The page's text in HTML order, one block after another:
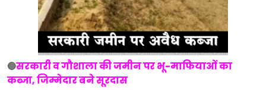
🔵सरकारी व गौशाला की जमीन पर भू-माफियाओं का
कब्जा, जिम्मेदार बने सूरदास